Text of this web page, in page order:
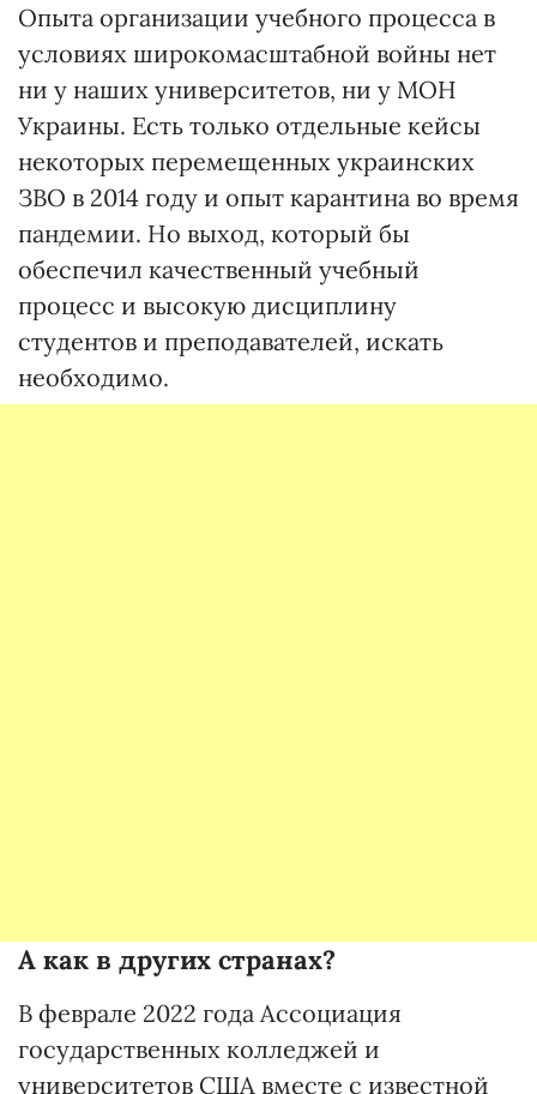
Опыта организации учебного процесса в
условиях широкомасштабной войны нет
ни у наших университетов, ни у МОН
Украины. Есть только отдельные кейсы
некоторых перемещенных украинских
ЗВО в 2014 году и опыт карантина во время
пандемии. Но выход, который бы
обеспечил качественный учебный
процесс и высокую дисциплину
студентов и преподавателей, искать
необходимо.
А как в других странах?
В феврале 2022 года Ассоциация
государственных колледжей и
университетов США вместе с известной